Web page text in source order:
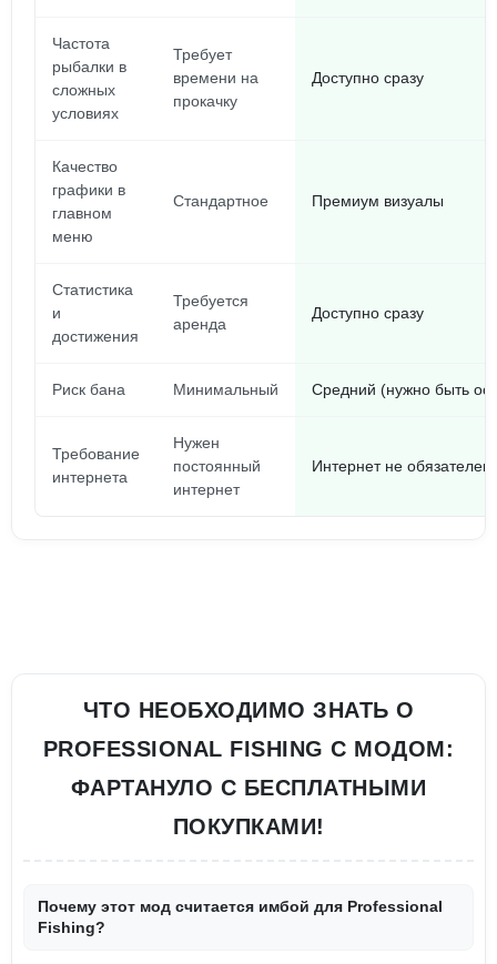
Частота
рыбалки в
сложных
условиях
Требует
времени на
прокачку
Доступно сразу
Качество
графики в
главном
меню
Стандартное Премиум визуалы
Статистика
и
достижения
Требуется
аренда
Доступно сразу
Риск бана Минимальный Средний (нужно быть
Требование
интернета
Нужен
постоянный
интернет
Интернет не обязателен
ЧТО НЕОБХОДИМО ЗНАТЬ О
PROFESSIONAL FISHING С МОДОМ:
ФАРТАНУЛО С БЕСПЛАТНЫМИ
ПОКУПКАМИ!
Почему этот мод считается имбой для Professional
Fishing?